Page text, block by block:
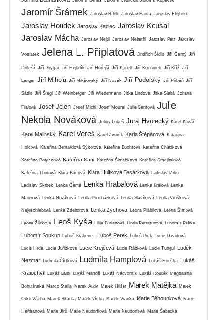
Jaromír Šrámek Jaroslav Bílek Jaroslav Fanta Jaroslav Flejberk
Jaroslav Houdek Jaroslav Kadlec Jaroslav Kousal
Jaroslav Mácha Jaroslav Nejdl Jaroslav Nešetřil Jaroslav Petr Jaroslav
Vostatek Jelena L. Příplatová Jindřich Šídlo Jiří Černý Jiří
Dolejší Jiří Grygar Jiří Hejkrlík Jiří Hořejší Jiří Kacetl Jiří Kocourek Jiří Kříž Jiří
Langer Jiří Mihola Jiří Mikšovský Jiří Novák Jiří Podolský Jiří Přibáň Jiří
Sádlo Jiří Štegl Jiří Weinberger Jiří Wiedermann Jitka Lindová Jitka Slabá Johana
Fialová Josef Jelen Josef Michl Josef Moural Julie Beritová Julie
Nekola Nováková Julius Lukeš Juraj Hvorecký Karel Kovář
Karel Malinský Karel Vereš Karel Zvoník Karla Štěpánová Katarína
Holcová Kateřina Bernardová Sýkorová Kateřina Buchtová Kateřina Chládková
Kateřina Potyszová Kateřina Sam Kateřina Šimáčková Kateřina Smejkalová
Kateřina Thorová Klára Bártová Klára Hulíková Tesárková Ladislav Miko
Ladislav Skrbek Lenka Černá Lenka Hrabalová Lenka Králová Lenka
Maierová Lenka Nováková Lenka Procházková Lenka Slavíková Lenka Vrtišková
Nejezchlebová Lenka Zdeborová Lenka Zychová Leona Plášilová Leona Šímová
Leona Žůrková Leoš Kyša Lilija Burianová Linda Petraturová Lubomír Peške
Lubomír Soukup Luboš Brabenec Luboš Perek Luboš Pick Lucie Davidová
Lucie Hrdá Lucie Juřičková Lucie Krejčová Lucie Ráčková Lucie Tungul Luděk
Nezmar Ludmila Čírtková Ludmila Hamplová Lukáš Houška Lukáš
Kratochvíl Lukáš Laibl Lukáš Martoš Lukáš Nádvorník Lukáš Roubík Magdalena
Bohutínská Marco Stella Marek Audy Marek Hilšer Marek Matějka Marek
Orko Vácha Marek Skarka Marek Vícha Marek Vranka Marie Běhounková Marie
Heřmanová Marie Jírů Marie Neudorflová Marie Neudorfová Marie Šabacká